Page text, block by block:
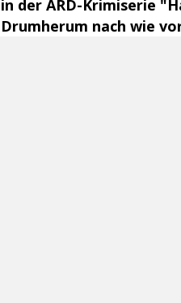
in der ARD-Krimiserie
Drumherum nach wie